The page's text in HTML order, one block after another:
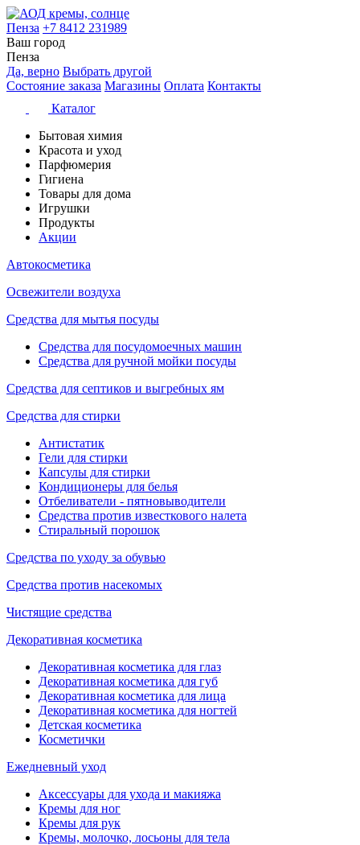
Пенза +7 8412 231989
Ваш город
Пенза
Да, верно Выбрать другой
Состояние заказа Магазины Оплата Контакты
Каталог
Бытовая химия
Красота и уход
Парфюмерия
Гигиена
Товары для дома
Игрушки
Продукты
Акции
Автокосметика
Освежители воздуха
Средства для мытья посуды
Средства для посудомоечных машин
Средства для ручной мойки посуды
Средства для септиков и выгребных ям
Средства для стирки
Антистатик
Гели для стирки
Капсулы для стирки
Кондиционеры для белья
Отбеливатели - пятновыводители
Средства против известкового налета
Стиральный порошок
Средства по уходу за обувью
Средства против насекомых
Чистящие средства
Декоративная косметика
Декоративная косметика для глаз
Декоративная косметика для губ
Декоративная косметика для лица
Декоративная косметика для ногтей
Детская косметика
Косметички
Ежедневный уход
Аксессуары для ухода и макияжа
Кремы для ног
Кремы для рук
Кремы, молочко, лосьоны для тела